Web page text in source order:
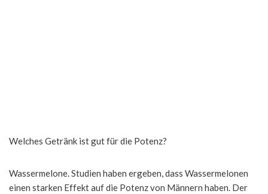
Welches Getränk ist gut für die Potenz?
Wassermelone. Studien haben ergeben, dass Wassermelonen
einen starken Effekt auf die Potenz von Männern haben. Der